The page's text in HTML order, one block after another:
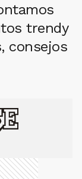
trendy
consejos